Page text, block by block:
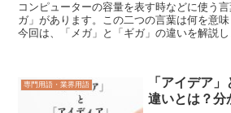
コンピューターの容量を表す時などに使う
ガ」があります。この二つの言葉は何を意味
今回は、「メガ」と「ギガ」の違いを解説
専門用語・業界用語
「アイデア
違いとは？分